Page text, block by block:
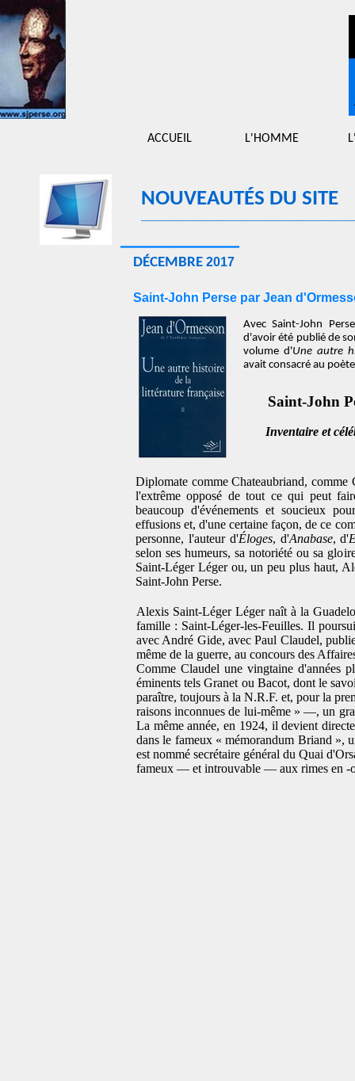
DECEMBRE 2011
DÉCEMBRE 2017
Saint-John Perse par Jean
Saint-John
Inventaire et
Diplomate comme Chateaubriand,
l'extrême opposé de tout ce qui peut
beaucoup d'événements et soucieux
effusions et, d'une certaine façon, de ce
personne, l'auteur d'Éloges, d'Anabase, d'
selon ses humeurs, sa notoriété ou sa
Saint-Léger Léger ou, un peu plus haut,
Saint-John Perse.
Alexis Saint-Léger Léger naît à la
famille : Saint-Léger-les-Feuilles. Il
avec André Gide, avec Paul Claudel,
même de la guerre, au concours des
Comme Claudel une vingtaine d'années
éminents tels Granet ou Bacot, dont le
paraître, toujours à la N.R.F. et, pour la
raisons inconnues de lui-même » —, un
La même année, en 1924, il devient
dans le fameux « mémorandum Briand »,
est nommé secrétaire général du Quai
fameux — et introuvable — aux rimes en -
Avec Saint-John
d'avoir été publié de
volume d'Une autre
avait consacré au
ACCUEIL L'HOMME